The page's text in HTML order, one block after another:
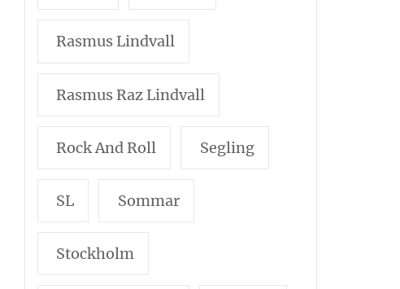
Rasmus Lindvall
Rasmus Raz Lindvall
Rock And Roll Segling
SL Sommar
Stockholm